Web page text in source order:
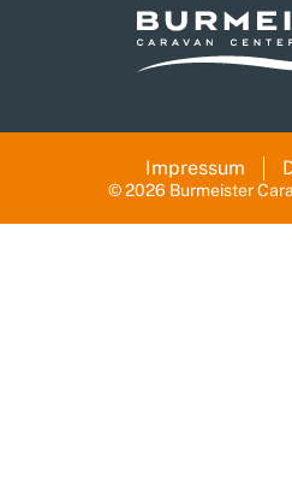
© 2026 Burmeister
Impressum